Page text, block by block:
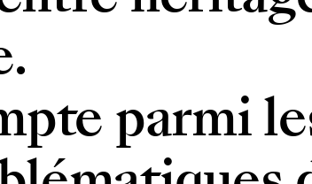
parmi